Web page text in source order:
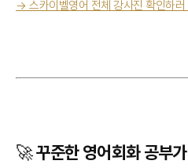
→ 스카이벨영어 전체 강사진 확인하러
🚀 꾸준한 영어회화 공부